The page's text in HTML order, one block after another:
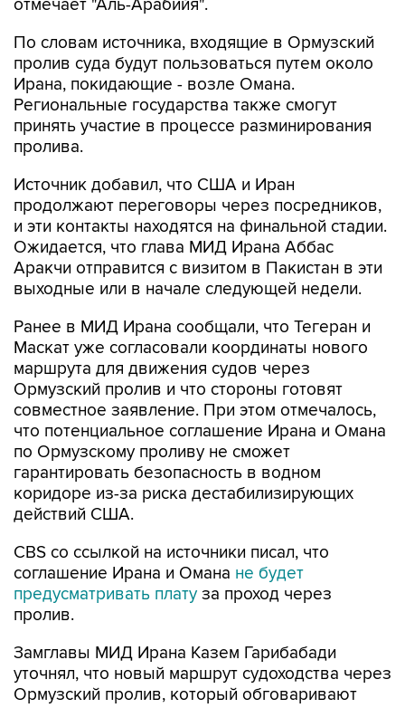
отмечает "Аль-Арабийя".
По словам источника, входящие в Ормузский
пролив суда будут пользоваться путем около
Ирана, покидающие - возле Омана.
Региональные государства также смогут
принять участие в процессе разминирования
пролива.
Источник добавил, что США и Иран
продолжают переговоры через посредников,
и эти контакты находятся на финальной стадии.
Ожидается, что глава МИД Ирана Аббас
Аракчи отправится с визитом в Пакистан в эти
выходные или в начале следующей недели.
Ранее в МИД Ирана сообщали, что Тегеран и
Маскат уже согласовали координаты нового
маршрута для движения судов через
Ормузский пролив и что стороны готовят
совместное заявление. При этом отмечалось,
что потенциальное соглашение Ирана и Омана
по Ормузскому проливу не сможет
гарантировать безопасность в водном
коридоре из-за риска дестабилизирующих
действий США.
CBS со ссылкой на источники писал, что
соглашение Ирана и Омана не будет
предусматривать плату за проход через
пролив.
Замглавы МИД Ирана Казем Гарибабади
уточнял, что новый маршрут судоходства через
Ормузский пролив, который обговаривают